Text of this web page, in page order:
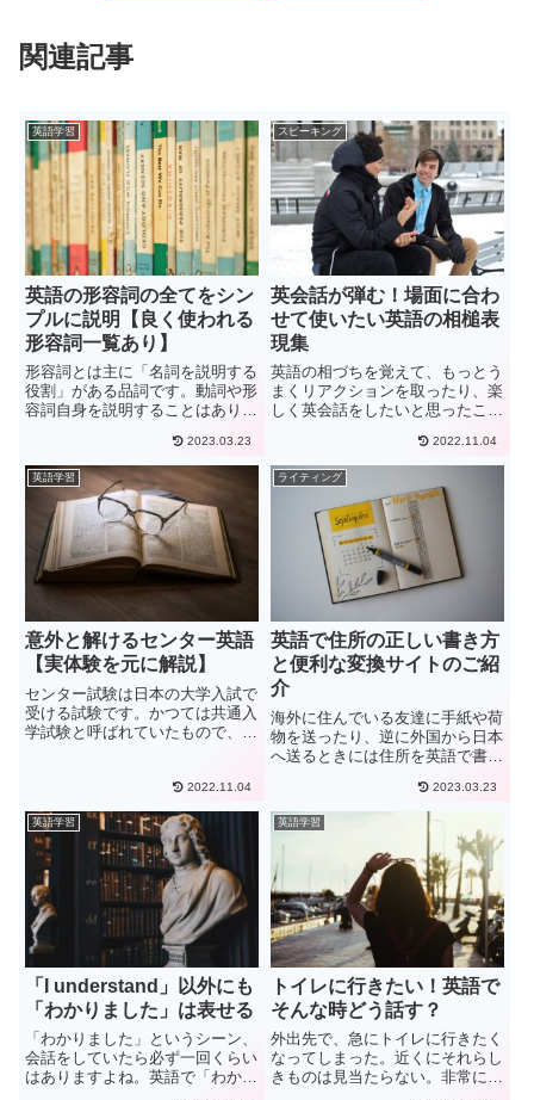
関連記事
英語学習
英語の形容詞の全てをシン
プルに説明【良く使われる
形容詞一覧あり】
形容詞とは主に「名詞を説明する
役割」がある品詞です。動詞や形
容詞自身を説明することはありま
われる品詞として「副詞」があり
ます。形容詞は「名詞のみ」を修
飾する品詞ですが、対して副詞は
「名詞以外（動詞や形容詞な
ど）」を修飾する品詞です。
2023.03.23
スピーキング
英会話が弾む！場面に合わ
せて使いたい英語の相槌表
現集
英語の相づちを覚えて、もっとう
まくリアクションを取ったり、楽
しく英会話をしたいと思ったこと
だ黙って相手の話を聞くより適度
に相槌を打ったほうが盛り上がり
ます。日本語での会話でもそうで
すが、相槌を打つことで「相手
2022.11.04
英語学習
意外と解けるセンター英語
【実体験を元に解説】
センター試験は日本の大学入試で
受ける試験です。かつては共通入
学試験と呼ばれていたもので、歴
のは、決して難しいレベルでは無
いということです。英検のレベル
だと準2級から２級とされ高校
課...
2022.11.04
ライティング
英語で住所の正しい書き方
と便利な変換サイトのご紹
介
海外に住んでいる友達に手紙や荷
物を送ったり、逆に外国から日本
へ送るときには住所を英語で書く
語で住所を書く時は、単に翻訳す
ればいいのか分からず不安になり
ますよね。私は海外の通販サイト
で物を買うことがありますが、
住...
2023.03.23
英語学習
「I understand」以外にも
「わかりました」は表せる
「わかりました」というシーン、
会話をしていたら必ず一回くらい
はありますよね。英語で「わかり
英語学習
トイレに行きたい！英語で
そんな時どう話す？
外出先で、急にトイレに行きたく
なってしまった。近くにそれらし
きものは見当たらない。非常に焦